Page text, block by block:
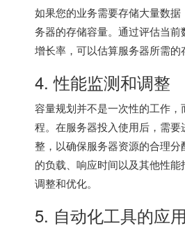
如果您的业务需要存储大量数据
务器的存储容量。通过评估当
增长率，可以估算服务器所需的
4. 性能监测和调整
容量规划并不是一次性的工作，
程。在服务器投入使用后，需要
整，以确保服务器资源的合理分
的负载、响应时间以及其他性
调整和优化。
5. 自动化工具的应用